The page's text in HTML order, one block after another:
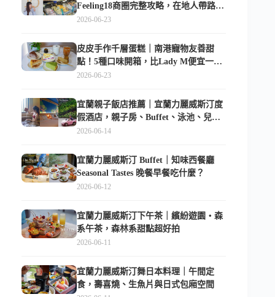
Feeling18商圈完整攻略，在地人帶路這
樣逛
2026-06-23
皮皮手作千層蛋糕｜南港寵物友善甜
點！5種口味開箱，比Lady M便宜一半
的台北隱藏版
2026-06-23
宜蘭親子飯店推薦｜宜蘭力麗威斯汀度
假酒店，親子房、Buffet、泳池、兒童
俱樂部超適合放電
2026-06-14
宜蘭力麗威斯汀 Buffet｜知味西餐廳
Seasonal Tastes 晚餐早餐吃什麼？
2026-06-12
宜蘭力麗威斯汀下午茶｜繽紛遊園・森
系午茶，森林系甜點超好拍
2026-06-11
宜蘭力麗威斯汀舞日本料理｜午間定
食，壽喜燒、生魚片與日式包廂空間